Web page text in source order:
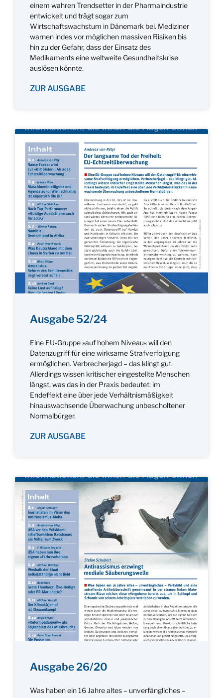
einem wahren Trendsetter in der Pharmaindustrie
entwickelt und trägt sogar zum
Wirtschaftswachstum in Dänemark bei. Mediziner
warnen indes vor möglichen massiven Risiken bis
hin zu der Gefahr, dass der Einsatz des
Medikaments eine weltweite Gesundheitskrise
auslösen könnte.
ZUR AUSGABE
Ausgabe 52/24
Eine EU-Gruppe »auf hohem Niveau« will den
Datenzugriff für eine wirksame Strafverfolgung
ermöglichen. Verbrecherjagd – das klingt gut.
Allerdings wissen kritischer eingestellte Menschen
längst, was das in der Praxis bedeutet: im
Endeffekt eine über jede Verhältnismäßigkeit
hinauswachsende Überwachung unbescholtener
Normalbürger.
ZUR AUSGABE
Ausgabe 26/20
Was haben ein 16 Jahre altes – unverfängliches –